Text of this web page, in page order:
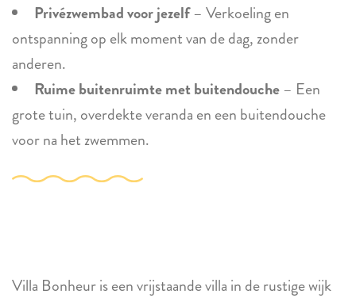
Privézwembad voor jezelf– Verkoeling en
ontspanning op elk moment van de dag, zonder
anderen.
Ruime buitenruimte met buitendouche – Een
grote tuin, overdekte veranda en een buitendouche
voor na het zwemmen.
Villa Bonheur is een vrijstaande villa in de rustige wijk